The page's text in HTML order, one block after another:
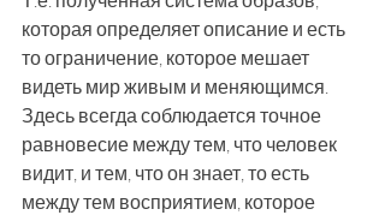
которая определяет описание и есть
то ограничение, которое мешает
видеть мир живым и меняющимся.
Здесь всегда соблюдается точное
равновесие между тем, что человек
видит, и тем, что он знает, то есть
между тем восприятием, которое